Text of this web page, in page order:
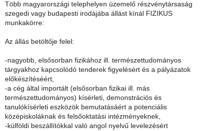
Több magyarországi telephelyen üzemelő részvénytársaság
szegedi vagy budapesti irodájába állást kínál FIZIKUS
munkakörre:
Az állás betöltője felel:
-nagyobb, elsősorban fizikához ill. természettudományos
tárgyakhoz kapcsolódó tenderek figyelésért és a pályázatok
előkészítéséért,
-a cég által importált (elsősorban fizikai ill. más
természettudományos) kísérleti, demonstrációs és
tanulókísérleti eszközök bemutatásáért a potenciális
középiskoláknak és felsőoktatási intézményeknek,
-külföldi beszállítókkal való angol nyelvű levelezésért